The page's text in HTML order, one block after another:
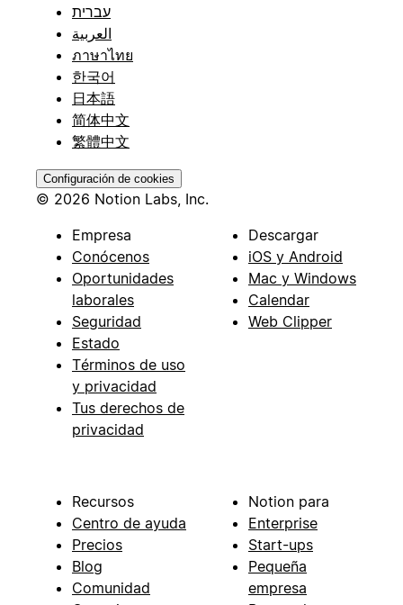
עברית
العربية
ภาษาไทย
한국어
日本語
简体中文
繁體中文
Configuración de cookies
© 2026 Notion Labs, Inc.
Empresa
Conócenos
Oportunidades
laborales
Seguridad
Estado
Términos de uso
y privacidad
Tus derechos de
privacidad
Descargar
iOS y Android
Mac y Windows
Calendar
Web Clipper
Recursos
Centro de ayuda
Precios
Blog
Comunidad
Notion para
Enterprise
Start-ups
Pequeña
empresa